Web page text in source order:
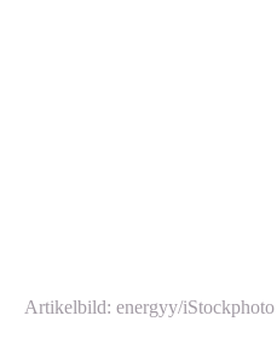
Artikelbild: energyy/iStockphoto